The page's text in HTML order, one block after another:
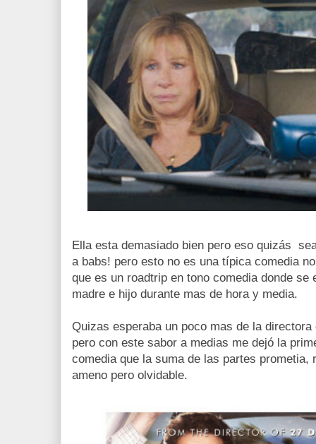
Ella esta demasiado bien pero eso quizás
a babs! pero esto no es una típica comedia
que es un roadtrip en tono comedia donde
madre e hijo durante mas de hora y media.
Quizas esperaba un poco mas de la
pero con este sabor a medias me dejó la
comedia que la suma de las partes prometia,
ameno pero olvidable.